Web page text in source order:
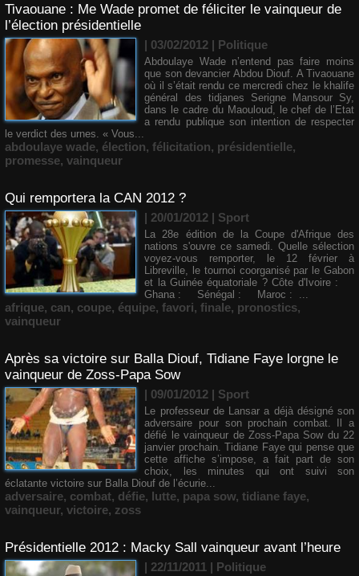
Tivaouane : Me Wade promet de féliciter le vainqueur de
l’élection présidentielle
| 03/02/2012 | Politique
Abdoulaye Wade n’entend pas faire moins
que son devancier Abdou Diouf. A Tivaouane
où il s’était rendu ce mercredi chez le khalife
général des tidjanes Serigne Mansour Sy,
dans le cadre du Maouloud, le chef de l’Etat
a rendu publique son intention de respecter
le verdict des urnes. « Vous...
abdoulaye wade, élection, félicitation, présidentielle,
promesse, vainqueur
Qui remportera la CAN 2012 ?
| 20/01/2012 | Sport
La 28e édition de la Coupe d'Afrique des
nations s'ouvre ce samedi. Quelle sélection
voyez-vous remporter, le 12 février à
Libreville, le tournoi coorganisé par le Gabon
et la Guinée équatoriale ? Côte d'Ivoire :
Ghana : Sénégal : Maroc : ...
afrique, can, coupe, équipe, favori, finale, pronostics,
vainqueur
Après sa victoire sur Balla Diouf, Tidiane Faye lorgne le
vainqueur de Zoss-Papa Sow
| 09/01/2012 | Sport
Le professeur de Lansar a déjà désigné son
adversaire pour son prochain combat. Il a
défié le vainqueur de Zoss-Papa Sow du 22
janvier prochain. Tidiane Faye qui pense que
cette affiche s’impose, a fait part de son
choix, les minutes qui ont suivi son
éclatante victoire sur Balla Diouf de l’écurie...
adversaire, combat, défie, lutte, papa sow, tidiane faye,
vainqueur, victoire, zoss
Présidentielle 2012 : Macky Sall vainqueur avant l’heure
| 22/11/2011 | Politique